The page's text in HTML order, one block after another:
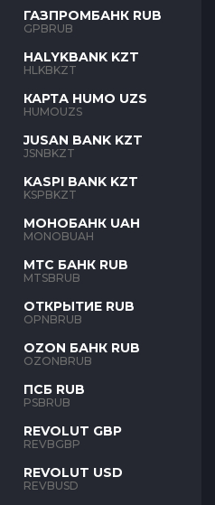
ГАЗПРОМБАНК RUB
GPBRUB
HALYKBANK KZT
HLKBKZT
КАРТА HUMO UZS
HUMOUZS
JUSAN BANK KZT
JSNBKZT
KASPI BANK KZT
KSPBKZT
МОНОБАНК UAH
MONOBUAH
МТС БАНК RUB
MTSBRUB
ОТКРЫТИЕ RUB
OPNBRUB
OZON БАНК RUB
OZONBRUB
ПСБ RUB
PSBRUB
REVOLUT GBP
REVBGBP
REVOLUT USD
REVBUSD